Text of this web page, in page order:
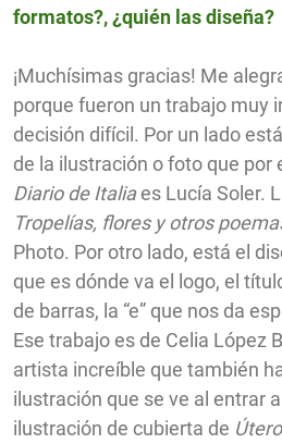
formatos?, ¿quién las diseña?
¡Muchísimas gracias! Me
porque fueron un trabajo muy
decisión difícil. Por un lado
de la ilustración o foto que por
Diario de Italiaes Lucía Soler.
Tropelías, flores y otros
Photo. Por otro lado, está el
que es dónde va el logo, el
de barras, la “e” que nos da
Ese trabajo es de Celia López
artista increíble que también
ilustración que se ve al entrar
ilustración de cubierta de